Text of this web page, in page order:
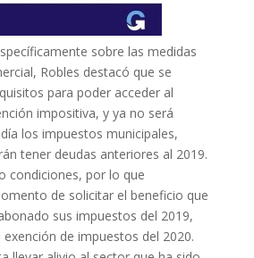
sobre las medidas
Robles destacó que se
para poder acceder al
impositiva, y ya no será
los impuestos municipales,
tener deudas anteriores al 2019.
condiciones, por lo que
de solicitar el beneficio que
sus impuestos del 2019,
de impuestos del 2020.